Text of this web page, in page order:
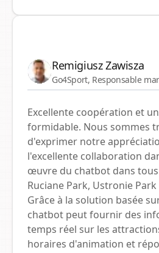
Remigiusz Zawisza
Go4Sport, Responsable
Excellente coopération et
formidable. Nous sommes
d'exprimer notre
l'excellente collaboration
œuvre du chatbot dans
Ruciane Park, Ustronie
Grâce à la solution basée
chatbot peut fournir des
temps réel sur les
horaires d'animation et